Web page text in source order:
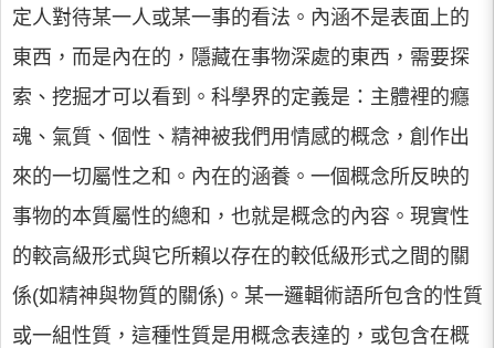
定人對待某一人或某一事的看法。內涵不是表面上的
東西，而是內在的，隱藏在事物深處的東西，需要探
索、挖掘才可以看到。科學界的定義是：主體裡的癮
魂、氣質、個性、精神被我們用情感的概念，創作出
來的一切屬性之和。內在的涵養。一個概念所反映的
事物的本質屬性的總和，也就是概念的內容。現實性
的較高級形式與它所賴以存在的較低級形式之間的關
係(如精神與物質的關係)。某一邏輯術語所包含的性質
或一組性質，這種性質是用概念表達的，或包含在概